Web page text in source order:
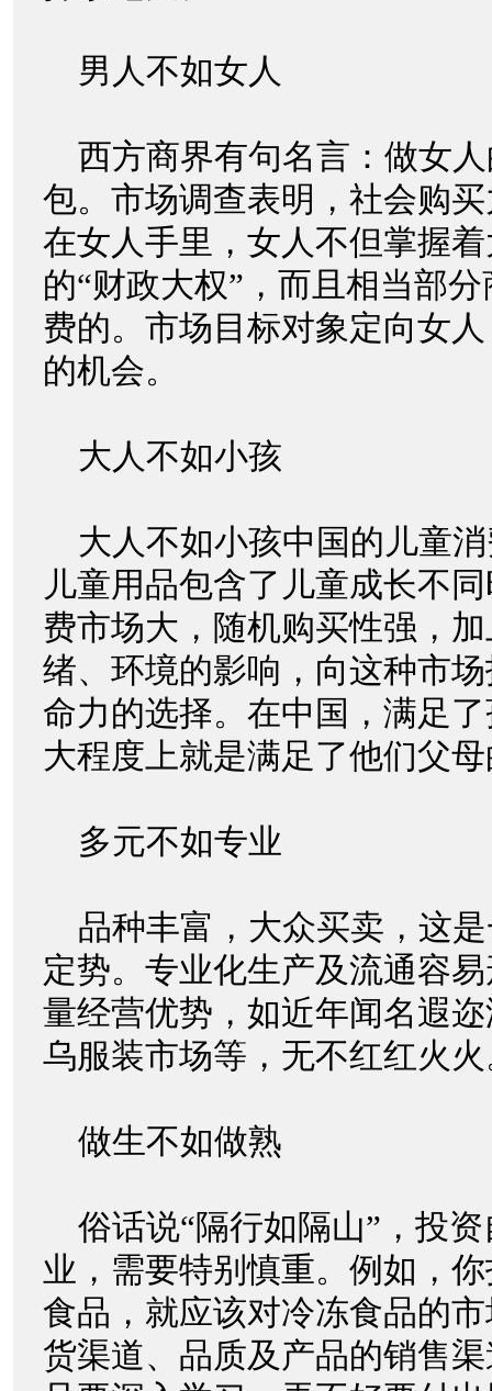
男人不如女人
西方商界有句名言：做女
包。市场调查表明，社会购
在女人手里，女人不但掌握
的“财政大权”，而且相当部
费的。市场目标对象定向女
的机会。
大人不如小孩
大人不如小孩中国的儿童
儿童用品包含了儿童成长不
费市场大，随机购买性强，
绪、环境的影响，向这种市
命力的选择。在中国，满足
大程度上就是满足了他们父
多元不如专业
品种丰富，大众买卖，这
定势。专业化生产及流通容
量经营优势，如近年闻名遐
乌服装市场等，无不红红火
做生不如做熟
俗话说“隔行如隔山”，投
业，需要特别慎重。例如，
食品，就应该对冷冻食品的
货渠道、品质及产品的销售